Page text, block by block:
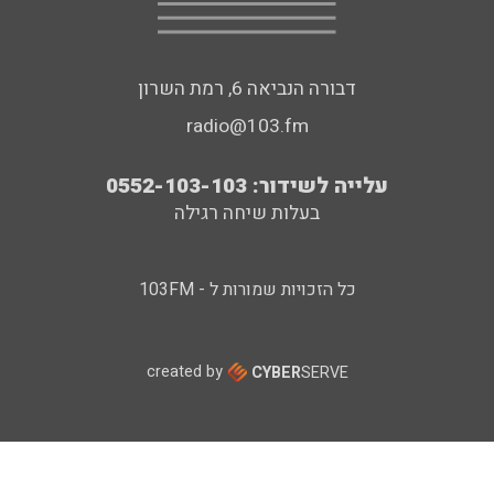
דבורה הנביאה 6, רמת השרון
radio@103.fm
עלייה לשידור: 0552-103-103
בעלות שיחה רגילה
כל הזכויות שמורות ל - 103FM
created by CYBERSERVE